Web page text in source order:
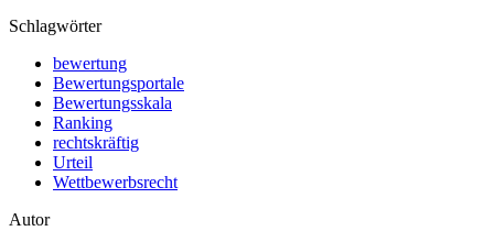
Schlagwörter
bewertung
Bewertungsportale
Bewertungsskala
Ranking
rechtskräftig
Urteil
Wettbewerbsrecht
Autor